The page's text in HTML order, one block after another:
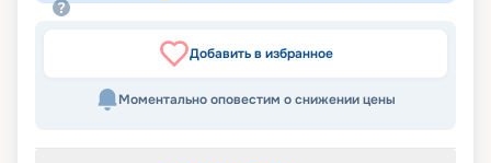
Добавить в избранное
Моментально оповестим о снижении цены